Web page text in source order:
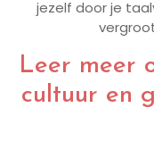
jezelf door je
Leer meer
cultuur en